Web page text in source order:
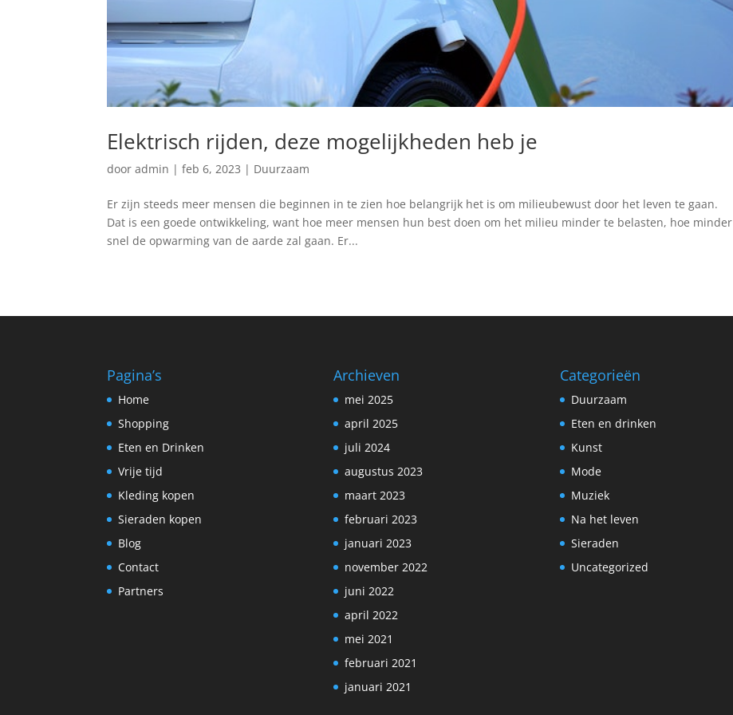
Elektrisch rijden, deze mogelijkheden heb je
dooradmin |feb 6, 2023 | Duurzaam
Er zijn steeds meer mensen die beginnen in te zien hoe belangrijk het is om milieubewust door het leven te gaan.
Dat is een goede ontwikkeling, want hoe meer mensen hun best doen om het milieu minder te belasten, hoe minder
snel de opwarming van de aarde zal gaan. Er...
Pagina’s
Home
Shopping
Eten en Drinken
Vrije tijd
Kleding kopen
Sieraden kopen
Blog
Contact
Partners
Archieven
mei 2025
april 2025
juli 2024
augustus 2023
maart 2023
februari 2023
januari 2023
november 2022
juni 2022
april 2022
mei 2021
februari 2021
januari 2021
Categorieën
Duurzaam
Eten en drinken
Kunst
Mode
Muziek
Na het leven
Sieraden
Uncategorized